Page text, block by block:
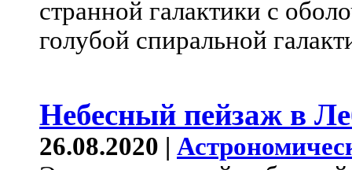
странной галактики с
голубой спиральной
Небесный пейзаж в
26.08.2020 |